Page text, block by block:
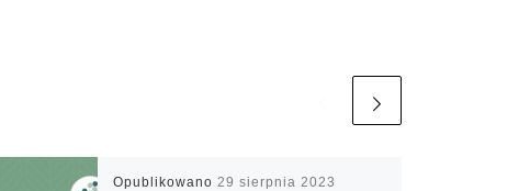
Opublikowano 29 sierpnia 2023